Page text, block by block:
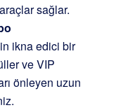
sağlar.
ikna edici bir
ve VIP
önleyen uzun